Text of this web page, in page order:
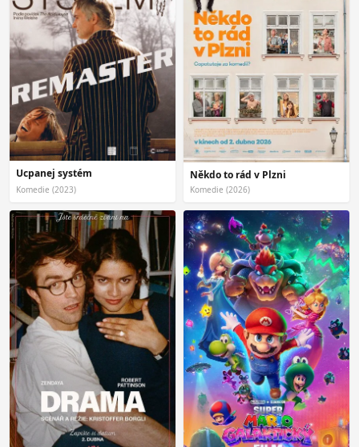
Ucpanej systém
Komedie (2023)
Někdo to rád v Plzni
Komedie (2026)